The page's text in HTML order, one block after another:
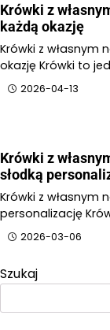
Krówki z
każdą okazję
Krówki z własnym
okazję Krówki to
2026-04-13
Krówki z
słodką
Krówki z własnym
personalizację
2026-03-06
Szukaj